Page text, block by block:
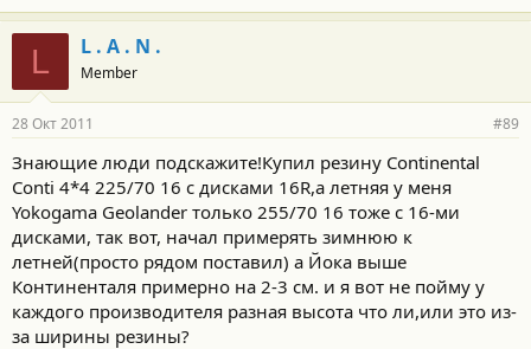
L L . A . N .
Member
28 Окт 2011 #89
Знающие люди подскажите!Купил резину Continental
Conti 4*4 225/70 16 с дисками 16R,а летняя у меня
Yokogama Geolander только 255/70 16 тоже с 16-ми
дисками, так вот, начал примерять зимнюю к
летней(просто рядом поставил) а Йока выше
Континенталя примерно на 2-3 см. и я вот не пойму у
каждого производителя разная высота что ли,или это из-
за ширины резины?